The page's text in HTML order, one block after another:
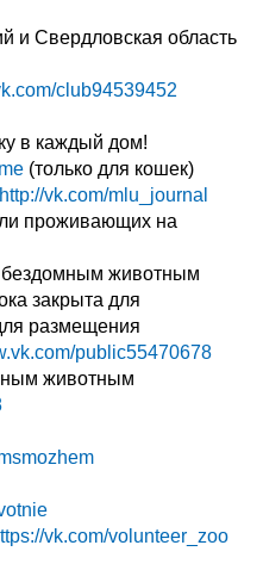
и Свердловская область
club94539452
в каждый дом!
(только для кошек)
http://vk.com/mlu_journal
проживающих на
животным
закрыта для
размещения
public55470678
животным
vk.com/volunteer_zoo